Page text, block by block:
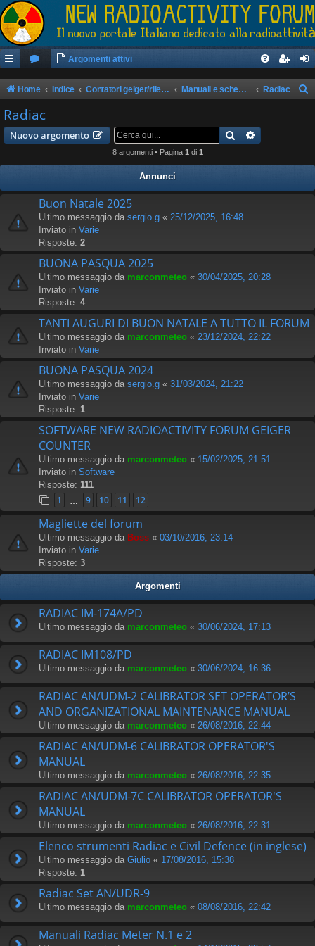
Argomenti attivi
Home Indice Contatori geiger/rilevatori di radioattività Manuali e schemi apparati Radiac
Radiac
Nuovo argomento Cerca
8 argomenti • Pagina 1 di 1
Annunci
Buon Natale 2025
Ultimo messaggio da sergio.g « 25/12/2025, 16:48
Inviato in Varie
Risposte: 2
BUONA PASQUA 2025
Ultimo messaggio da marconmeteo « 30/04/2025, 20:28
Inviato in Varie
Risposte: 4
TANTI AUGURI DI BUON NATALE A TUTTO IL FORUM
Ultimo messaggio da marconmeteo « 23/12/2024, 22:22
Inviato in Varie
BUONA PASQUA 2024
Ultimo messaggio da sergio.g « 31/03/2024, 21:22
Inviato in Varie
Risposte: 1
SOFTWARE NEW RADIOACTIVITY FORUM GEIGER
COUNTER
Ultimo messaggio da marconmeteo « 15/02/2025, 21:51
Inviato in Software
Risposte: 111
1 9 10 11 12
Magliette del forum
Ultimo messaggio da Boss « 03/10/2016, 23:14
Inviato in Varie
Risposte: 3
Argomenti
RADIAC IM-174A/PD
Ultimo messaggio da marconmeteo « 30/06/2024, 17:13
RADIAC IM108/PD
Ultimo messaggio da marconmeteo « 30/06/2024, 16:36
RADIAC AN/UDM-2 CALIBRATOR SET OPERATOR’S
AND ORGANIZATIONAL MAINTENANCE MANUAL
Ultimo messaggio da marconmeteo « 26/08/2016, 22:44
RADIAC AN/UDM-6 CALIBRATOR OPERATOR'S
MANUAL
Ultimo messaggio da marconmeteo « 26/08/2016, 22:35
RADIAC AN/UDM-7C CALIBRATOR OPERATOR'S
MANUAL
Ultimo messaggio da marconmeteo « 26/08/2016, 22:31
Elenco strumenti Radiac e Civil Defence (in inglese)
Ultimo messaggio da Giulio « 17/08/2016, 15:38
Risposte: 1
Radiac Set AN/UDR-9
Ultimo messaggio da marconmeteo « 08/08/2016, 22:42
Manuali Radiac Meter N.1 e 2